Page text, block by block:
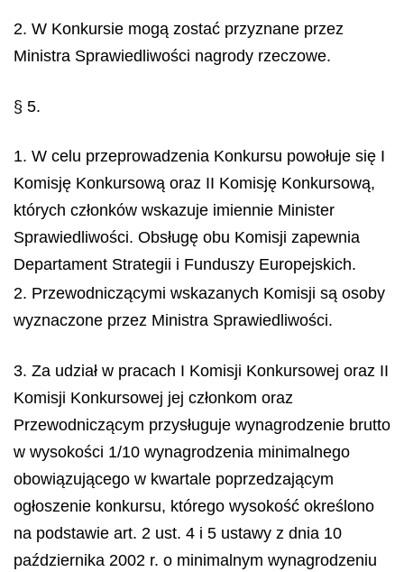
2. W Konkursie mogą zostać przyznane przez
Ministra Sprawiedliwości nagrody rzeczowe.
§ 5.
1. W celu przeprowadzenia Konkursu powołuje się I
Komisję Konkursową oraz II Komisję Konkursową,
których członków wskazuje imiennie Minister
Sprawiedliwości. Obsługę obu Komisji zapewnia
Departament Strategii i Funduszy Europejskich.
2. Przewodniczącymi wskazanych Komisji są osoby
wyznaczone przez Ministra Sprawiedliwości.
3. Za udział w pracach I Komisji Konkursowej oraz II
Komisji Konkursowej jej członkom oraz
Przewodniczącym przysługuje wynagrodzenie brutto
w wysokości 1/10 wynagrodzenia minimalnego
obowiązującego w kwartale poprzedzającym
ogłoszenie konkursu, którego wysokość określono
na podstawie art. 2 ust. 4 i 5 ustawy z dnia 10
października 2002 r. o minimalnym wynagrodzeniu